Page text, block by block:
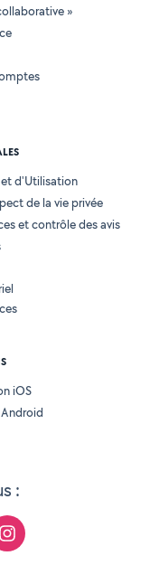
:
»
d'Utilisation
de la vie privée
et contrôle des avis
iOS